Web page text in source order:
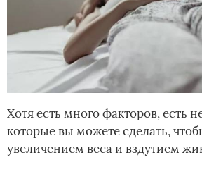
Хотя есть много факторов, есть
которые вы можете сделать,
увеличением веса и вздутием